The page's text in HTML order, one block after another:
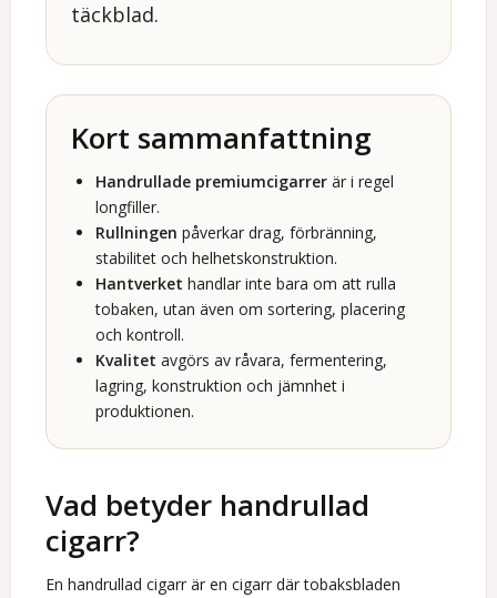
täckblad.
Kort sammanfattning
Handrullade premiumcigarrer är i regel
longfiller.
Rullningen påverkar drag, förbränning,
stabilitet och helhetskonstruktion.
Hantverket handlar inte bara om att rulla
tobaken, utan även om sortering, placering
och kontroll.
Kvalitet avgörs av råvara, fermentering,
lagring, konstruktion och jämnhet i
produktionen.
Vad betyder handrullad
cigarr?
En handrullad cigarr är en cigarr där tobaksbladen